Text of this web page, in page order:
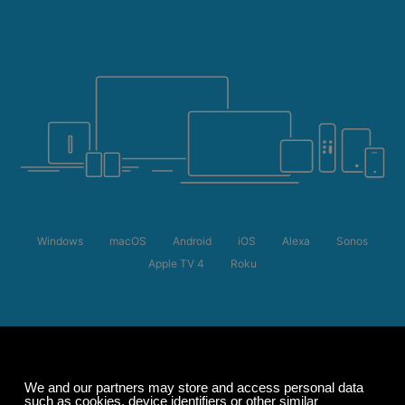
Saldi estivi
50%
Windows macOS Android iOS Alexa
Sonos
Apple TV 4
Roku